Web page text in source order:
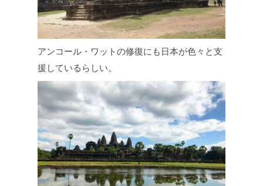
アンコール・ワットの修復にも日本が色々と支
援しているらしい。